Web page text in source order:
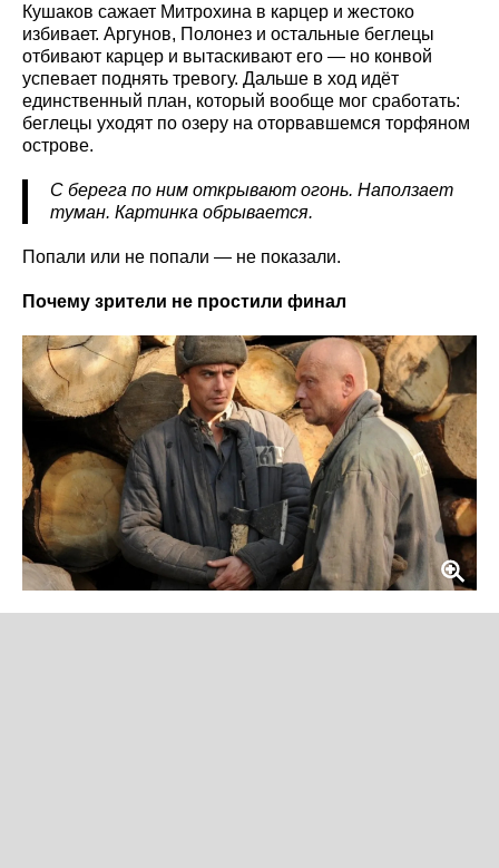
Кушаков сажает Митрохина в карцер и жестоко
избивает. Аргунов, Полонез и остальные беглецы
отбивают карцер и вытаскивают его — но конвой
успевает поднять тревогу. Дальше в ход идёт
единственный план, который вообще мог сработать:
беглецы уходят по озеру на оторвавшемся торфяном
острове.
С берега по ним открывают огонь. Наползает
туман. Картинка обрывается.
Попали или не попали — не показали.
Почему зрители не простили финал